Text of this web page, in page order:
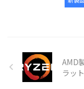
AMD
ラッ